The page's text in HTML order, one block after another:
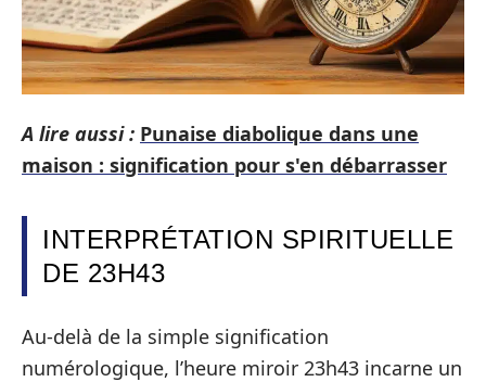
A lire aussi : Punaise diabolique dans une
maison : signification pour s'en débarrasser
INTERPRÉTATION SPIRITUELLE
DE 23H43
Au-delà de la simple signification
numérologique, l’heure miroir 23h43 incarne un